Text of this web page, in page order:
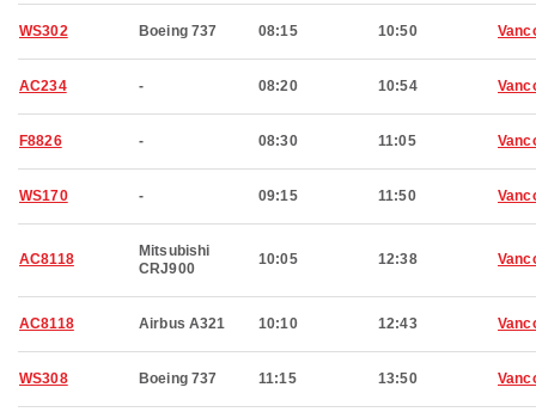
WS302 Boeing 737 08:15 10:50
AC234 - 08:20 10:54
F8826 - 08:30 11:05
WS170 - 09:15 11:50
AC8118
Mitsubishi
CRJ900
10:05 12:38
AC8118 Airbus A321 10:10 12:43
WS308 Boeing 737 11:15 13:50